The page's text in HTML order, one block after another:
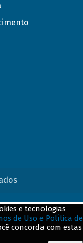
e tecnologias
de Uso e Política de
concorda com estas